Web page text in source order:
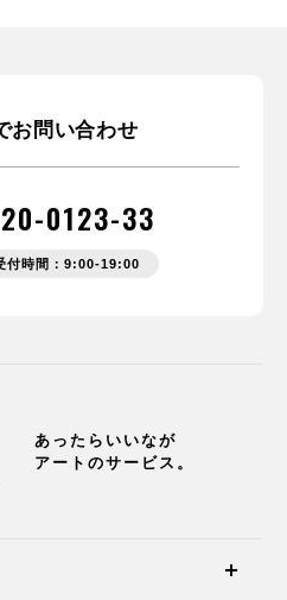
お問い合わせ
0123-33
付時間：9:00-19:00
あったらいいなが
アートのサービス。